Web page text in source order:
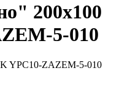
200х100
5-010